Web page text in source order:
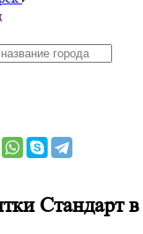
Стандарт в